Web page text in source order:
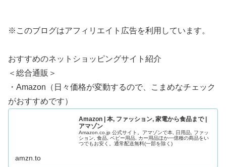
※このブログはアフィリエイト広告を利用しています。
おすすめのネットショッピングサイト紹介
＜総合通販＞
・Amazon（日々価格が変動するので、こまめなチェック
がおすすめです）
Amazon | 本, ファッション, 家電から食品まで |
アマゾン
Amazon.co.jp 公式サイト。アマゾンで本, 日用品, ファッ
ション, 食品, ベビー用品, カー用品ほか一億種の商品をい
つでもお安く。通常配送無料(一部を除く)
amzn.to